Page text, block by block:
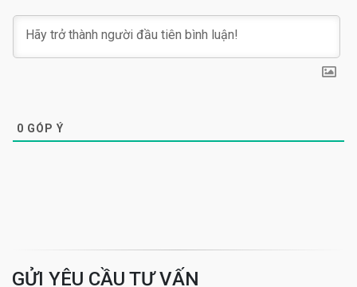
0 GÓP Ý
GỬI YÊU CẦU TƯ VẤN